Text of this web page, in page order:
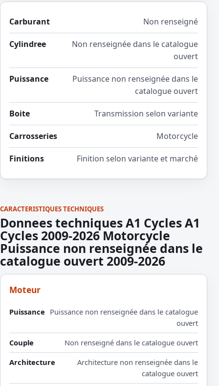
Carburant Non renseigné
Cylindree
Non renseignée dans le catalogue
ouvert
Puissance
Puissance non renseignée dans le
catalogue ouvert
Boite Transmission selon variante
Carrosseries Motorcycle
Finitions Finition selon variante et marché
CARACTERISTIQUES TECHNIQUES
Donnees techniques A1 Cycles A1
Cycles 2009-2026 Motorcycle
Puissance non renseignée dans le
catalogue ouvert 2009-2026
Moteur
Puissance Puissance non renseignée dans le catalogue
ouvert
Couple
Non renseigné dans le catalogue ouvert
Architecture
Architecture non renseignée dans le
catalogue ouvert